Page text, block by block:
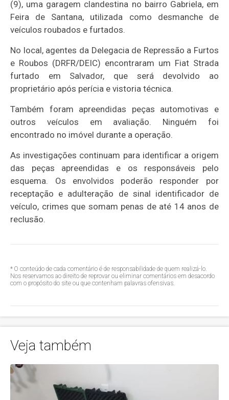
(9), uma garagem clandestina no bairro Gabriela, em
Feira de Santana, utilizada como desmanche de
veículos roubados e furtados.
No local, agentes da Delegacia de Repressão a Furtos
e Roubos (DRFR/DEIC) encontraram um Fiat Strada
furtado em Salvador, que será devolvido ao
proprietário após perícia e vistoria técnica.
Também foram apreendidas peças automotivas e
outros veículos em avaliação. Ninguém foi
encontrado no imóvel durante a operação.
As investigações continuam para identificar a origem
das peças apreendidas e os responsáveis pelo
esquema. Os envolvidos poderão responder por
receptação e adulteração de sinal identificador de
veículo, crimes que somam penas de até 14 anos de
reclusão.
* O conteúdo de cada comentário é de responsabilidade de quem realizá-lo.
Nos reservamos ao direito de reprovar ou eliminar comentários em desacordo
com o propósito do site ou que contenham palavras ofensivas.
Veja também